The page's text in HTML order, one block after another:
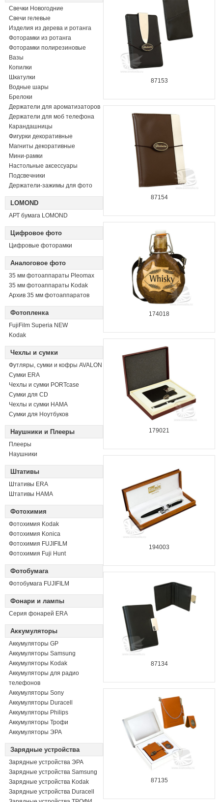
Свечки Новогодние
Свечи гелевые
Изделия из дерева и ротанга
Фоторамки из ротанга
Фоторамки полирезиновые
Вазы
Копилки
Шкатулки
Водные шары
Брелоки
Держатели для ароматизаторов
Держатели для моб телефона
Карандашницы
Фигурки декоративные
Магниты декоративные
Мини-рамки
Настольные аксессуары
Подсвечники
Держатели-зажимы для фото
LOMOND
АРТ бумага LOMOND
Цифровое фото
Цифровые фоторамки
Аналоговое фото
35 мм фотоаппараты Pleomax
35 мм фотоаппараты Kodak
Архив 35 мм фотоаппаратов
Фотопленка
FujiFilm Superia NEW
Kodak
Чехлы и сумки
Футляры, сумки и кофры AVALON
Сумки ERA
Чехлы и сумки PORTcase
Сумки для CD
Чехлы и сумки HAMA
Сумки для Ноутбуков
Наушники и Плееры
Плееры
Наушники
Штативы
Штативы ERA
Штативы HAMA
Фотохимия
Фотохимия Kodak
Фотохимия Konica
Фотохимия FUJIFILM
Фотохимия Fuji Hunt
Фотобумага
Фотобумага FUJIFILM
Фонари и лампы
Серия фонарей ERA
Аккумуляторы
Аккумуляторы GP
Аккумуляторы Samsung
Аккумуляторы Kodak
Аккумуляторы для радио
телефонов
Аккумуляторы Sony
Аккумуляторы Duracell
Аккумуляторы Philips
Аккумуляторы Трофи
Аккумуляторы ЭРА
Зарядные устройства
Зарядные устройства ЭРА
Зарядные устройства Samsung
Зарядные устройства Kodak
Зарядные устройства Duracell
87153
87154
174018
179021
194003
87134
87135